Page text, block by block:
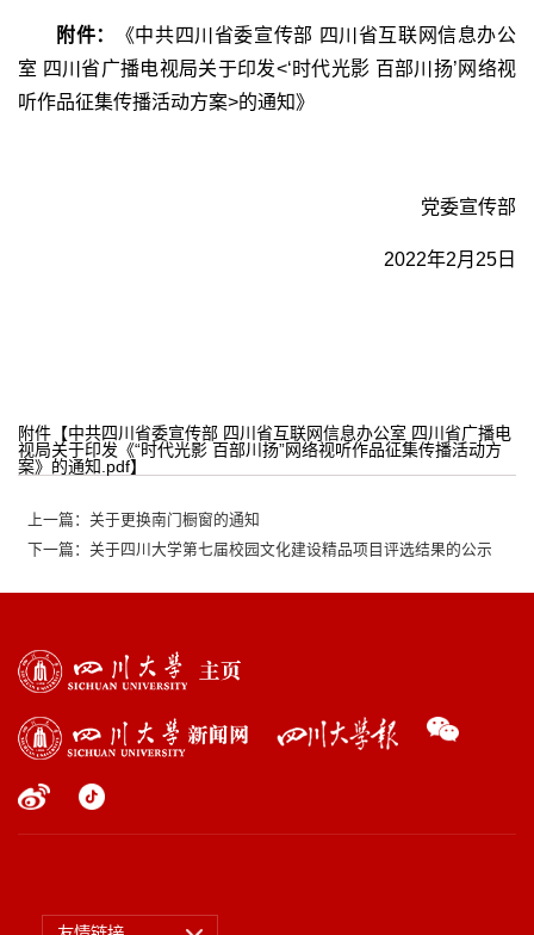
附件：
《中共四川省委宣传部 四川省互联网信息办公
室 四川省广播电视局关于印发<‘时代光影 百部川扬’网络视
听作品征集传播活动方案>的通知》
党委宣传部
2022年2月 25 日
附件【中共四川省委宣传部 四川省互联网信息办公室 四川省广播电
视局关于印发《“时代光影 百部川扬”网络视听作品征集传播活动方
案》的通知.pdf】
上一篇：关于更换南门橱窗的通知
下一篇：关于四川大学第七届校园文化建设精品项目评选结果的公示